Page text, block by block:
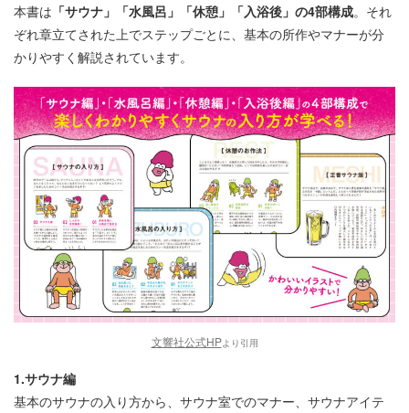
本書は 「サウナ」「水風呂」「休憩」「入浴後」の4部構成。それ
ぞれ章立てされた上でステップごとに、基本の所作やマナーが分
かりやすく解説されています。
文響社公式HPより引用
1.サウナ編
基本のサウナの入り方から、サウナ室でのマナー、サウナアイテ